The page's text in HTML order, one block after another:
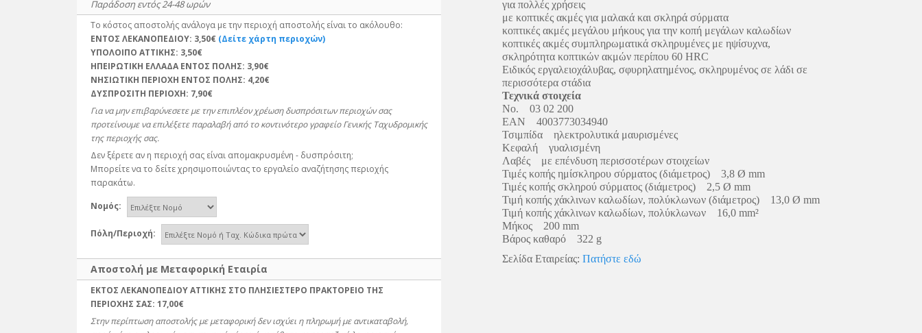
για πολλές χρήσεις
με κοπτικές ακμές για μαλακά και σκληρά σύρματα
κοπτικές ακμές μεγάλου μήκους για την κοπή μεγάλων καλωδίων
κοπτικές ακμές συμπληρωματικά σκληρυμένες με ηψίσυχνα,
σκληρότητα κοπτικών ακμών περίπου 60 HRC
Ειδικός εργαλειοχάλυβας, σφυρηλατημένος, σκληρυμένος σε λάδι σε
περισσότερα στάδια
Τεχνικά στοιχεία
No. 03 02 200
EAN 4003773034940
Τσιμπίδα ηλεκτρολυτικά μαυρισμένες
Κεφαλή γυαλισμένη
Λαβές με επένδυση περισσοτέρων στοιχείων
Τιμές κοπής ημίσκληρου σύρματος (διάμετρος) 3,8 Ø mm
Τιμές κοπής σκληρού σύρματος (διάμετρος) 2,5 Ø mm
Τιμή κοπής χάκλινων καλωδίων, πολύκλωνων (διάμετρος) 13,0 Ø mm
Τιμή κοπής χάκλινων καλωδίων, πολύκλωνων 16,0 mm²
Μήκος 200 mm
Βάρος καθαρό 322 g
Σελίδα Εταιρείας: Πατήστε εδώ
Παράδοση εντός 24-48 ωρών
Το κόστος αποστολής ανάλογα με την περιοχή αποστολής είναι το ακόλουθο:
ΕΝΤΟΣ ΛΕΚΑΝΟΠΕΔΙΟΥ: 3,50€ (Δείτε χάρτη περιοχών)
ΥΠΟΛΟΙΠΟ ΑΤΤΙΚΗΣ: 3,50€
ΗΠΕΙΡΩΤΙΚΗ ΕΛΛΑΔΑ ΕΝΤΟΣ ΠΟΛΗΣ: 3,90€
ΝΗΣΙΩΤΙΚΗ ΠΕΡΙΟΧΗ ΕΝΤΟΣ ΠΟΛΗΣ: 4,20€
ΔΥΣΠΡΟΣΙΤΗ ΠΕΡΙΟΧΗ: 7,90€
Για να μην επιβαρύνεσετε με την επιπλέον χρέωση δυσπρόσιτων περιοχών σας
προτείνουμε να επιλέξετε παραλαβή από το κοντινότερο γραφείο Γενικής Ταχυδρομικής
της περιοχής σας.
Δεν ξέρετε αν η περιοχή σας είναι απομακρυσμένη - δυσπρόσιτη;
Μπορείτε να το δείτε χρησιμοποιώντας το εργαλείο αναζήτησης περιοχής
παρακάτω.
Νομός:
Πόλη/Περιοχή:
Αποστολή με Μεταφορική Εταιρία
ΕΚΤΟΣ ΛΕΚΑΝΟΠΕΔΙΟΥ ΑΤΤΙΚΗΣ ΣΤΟ ΠΛΗΣΙΕΣΤΕΡΟ ΠΡΑΚΤΟΡΕΙΟ ΤΗΣ
ΠΕΡΙΟΧΗΣ ΣΑΣ: 17,00€
Στην περίπτωση αποστολής με μεταφορική δεν ισχύει η πληρωμή με αντικαταβολή,